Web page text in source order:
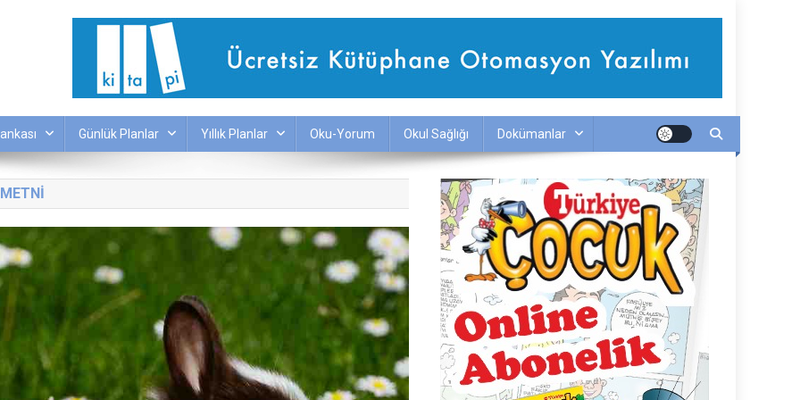
Günlük Planlar Yıllık Planlar Oku-Yorum Okul Sağlığı Dokümanlar